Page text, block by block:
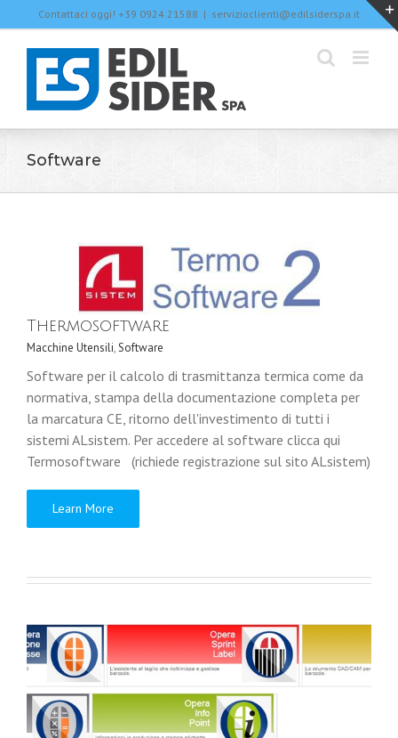
to
content
Contattaci oggi! +39 0924 21588 | servizioclienti@edilsiderspa.it
Software
Thermosoftware
Macchine Utensili,Software
Software per il calcolo di trasmittanza termica come da
normativa, stampa della documentazione completa per
la marcatura CE, ritorno dell'investimento di tutti i
sistemi ALsistem. Per accedere al software clicca qui
Termosoftware (richiede registrazione sul sito ALsistem)
Learn More